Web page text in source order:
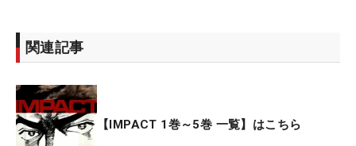
関連記事
【IMPACT 1巻～5巻 一覧】はこちら